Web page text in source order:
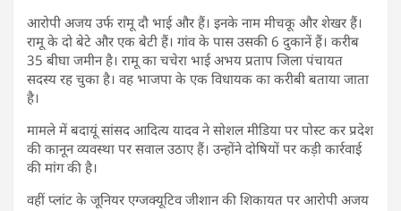
आरोपी अजय उर्फ रामू दौ भाई और हैं। इनके नाम मीचकू और शेखर हैं।
रामू के दो बेटे और एक बेटी हैं। गांव के पास उसकी 6 दुकानें हैं। करीब
35 बीघा जमीन है। रामू का चचेरा भाई अभय प्रताप जिला पंचायत
सदस्य रह चुका है। वह भाजपा के एक विधायक का करीबी बताया जाता
है।
मामले में बदायूं सांसद आदित्य यादव ने सोशल मीडिया पर पोस्ट कर प्रदेश
की कानून व्यवस्था पर सवाल उठाए हैं। उन्होंने दोषियों पर कड़ी कार्रवाई
की मांग की है।
वहीं प्लांट के जूनियर एग्जक्यूटिव जीशान की शिकायत पर आरोपी अजय